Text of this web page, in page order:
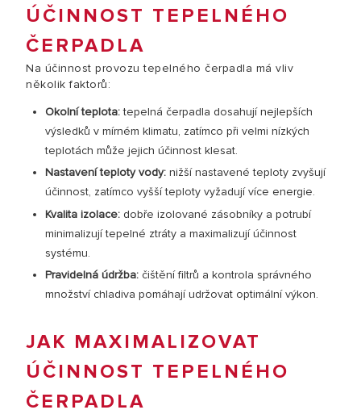
ÚČINNOST TEPELNÉHO
ČERPADLA
Na účinnost provozu tepelného čerpadla má vliv
několik faktorů:
Okolní teplota:tepelná čerpadla dosahují nejlepších
výsledků v mírném klimatu, zatímco při velmi nízkých
teplotách může jejich účinnost klesat.
Nastavení teploty vody: nižší nastavené teploty zvyšují
účinnost, zatímco vyšší teploty vyžadují více energie.
Kvalita izolace: dobře izolované zásobníky a potrubí
minimalizují tepelné ztráty a maximalizují účinnost
systému.
Pravidelná údržba: čištění filtrů a kontrola správného
množství chladiva pomáhají udržovat optimální výkon.
JAK MAXIMALIZOVAT
ÚČINNOST TEPELNÉHO
ČERPADLA